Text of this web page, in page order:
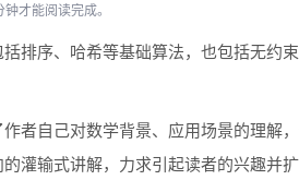
才能阅读完成。
排序、哈希等基础算法，也包括无约
者自己对数学背景、应用场景的理解
灌输式讲解，力求引起读者的兴趣并